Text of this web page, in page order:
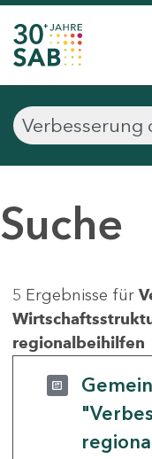
Suche
5 Ergebnisse für
regionalbeihilfen